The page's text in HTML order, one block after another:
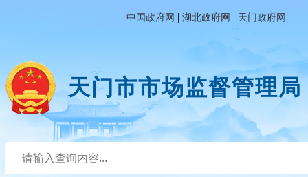
中国政府网 | 湖北政府网 | 天门政府网
天门市市场监督管理局